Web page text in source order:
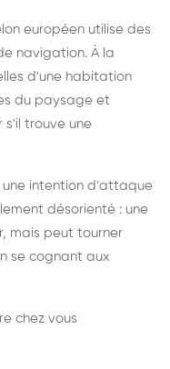
européen utilise des
navigation. À la
d'une habitation
du paysage et
trouve une
intention d'attaque
désorienté : une
mais peut tourner
se cognant aux
chez vous